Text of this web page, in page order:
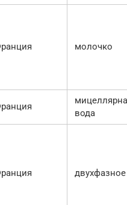
молочко
вода
двухфазное